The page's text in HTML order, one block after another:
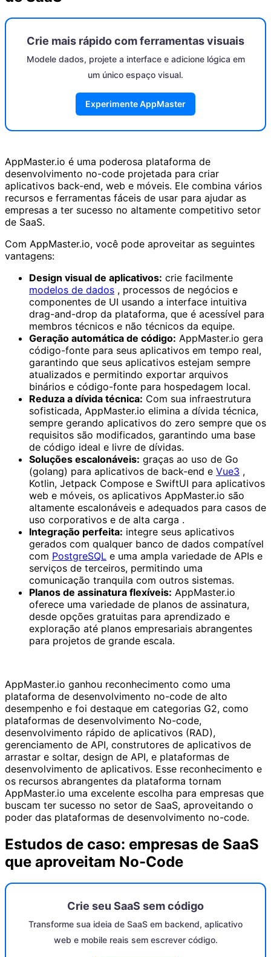
Crie mais rápido com ferramentas visuais
Modele dados, projete a interface e adicione lógica em
um único espaço visual.
Experimente AppMaster
AppMaster.io é uma poderosa plataforma de
desenvolvimento no-code projetada para criar
aplicativos back-end, web e móveis. Ele combina vários
recursos e ferramentas fáceis de usar para ajudar as
empresas a ter sucesso no altamente competitivo setor
de SaaS.
Com AppMaster.io, você pode aproveitar as seguintes
vantagens:
Design visual de aplicativos: crie facilmente
modelos de dados , processos de negócios e
componentes de UI usando a interface intuitiva
drag-and-drop da plataforma, que é acessível para
membros técnicos e não técnicos da equipe.
Geração automática de código: AppMaster.io gera
código-fonte para seus aplicativos em tempo real,
garantindo que seus aplicativos estejam sempre
atualizados e permitindo exportar arquivos
binários e código-fonte para hospedagem local.
Reduza a dívida técnica: Com sua infraestrutura
sofisticada, AppMaster.io elimina a dívida técnica,
sempre gerando aplicativos do zero sempre que os
requisitos são modificados, garantindo uma base
de código ideal e livre de dívidas.
Soluções escalonáveis: graças ao uso de Go
(golang) para aplicativos de back-end e Vue3 ,
Kotlin, Jetpack Compose e SwiftUI para aplicativos
web e móveis, os aplicativos AppMaster.io são
altamente escalonáveis ​​e adequados para casos de
uso corporativos e de alta carga .
Integração perfeita: integre seus aplicativos
gerados com qualquer banco de dados compatível
com PostgreSQL e uma ampla variedade de APIs e
serviços de terceiros, permitindo uma
comunicação tranquila com outros sistemas.
Planos de assinatura flexíveis: AppMaster.io
oferece uma variedade de planos de assinatura,
desde opções gratuitas para aprendizado e
exploração até planos empresariais abrangentes
para projetos de grande escala.
AppMaster.io ganhou reconhecimento como uma
plataforma de desenvolvimento no-code de alto
desempenho e foi destaque em categorias G2, como
plataformas de desenvolvimento No-code,
desenvolvimento rápido de aplicativos (RAD),
gerenciamento de API, construtores de aplicativos de
arrastar e soltar, design de API, e plataformas de
desenvolvimento de aplicativos. Esse reconhecimento e
os recursos abrangentes da plataforma tornam
AppMaster.io uma excelente escolha para empresas que
buscam ter sucesso no setor de SaaS, aproveitando o
poder das plataformas de desenvolvimento no-code.
Estudos de caso: empresas de SaaS
que aproveitam No-Code
Crie seu SaaS sem código
Transforme sua ideia de SaaS em backend, aplicativo
web e mobile reais sem escrever código.